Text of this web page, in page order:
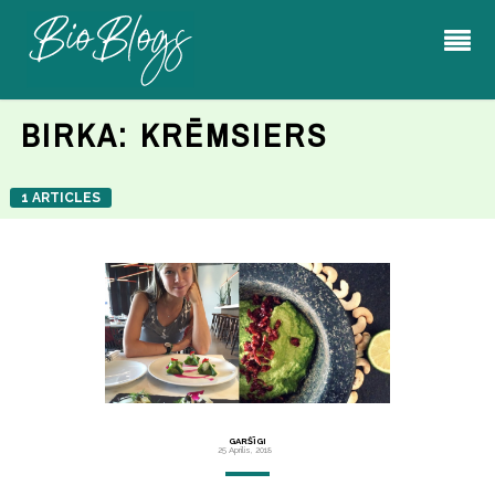
BIRKA: KRĒMSIERS
1 ARTICLES
GARŠĪGI
25 Aprīlis, 2018